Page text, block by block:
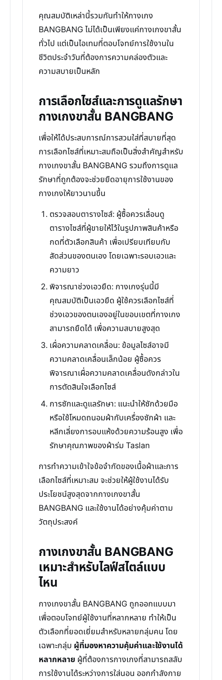
คุณสมบัติเหล่านี้รวมกันทำให้กางเกง
BANGBANG ไม่ได้เป็นเพียงแค่กางเกงขาสั้น
ทั่วไป แต่เป็นไอเทมที่ตอบโจทย์การใช้งานใน
ชีวิตประจำวันที่ต้องการความคล่องตัวและ
ความสบายเป็นหลัก
การเลือกไซส์และการดูแลรักษา
กางเกงขาสั้น BANGBANG
เพื่อให้ได้ประสบการณ์การสวมใส่ที่สบายที่สุด
การเลือกไซส์ที่เหมาะสมถือเป็นสิ่งสำคัญสำหรับ
กางเกงขาสั้น BANGBANG รวมถึงการดูแล
รักษาที่ถูกต้องจะช่วยยืดอายุการใช้งานของ
กางเกงให้ยาวนานขึ้น
ตรวจสอบตารางไซส์: ผู้ซื้อควรเลื่อนดู
ตารางไซส์ที่ผู้ขายให้ไว้ในรูปภาพสินค้าหรือ
กดที่ตัวเลือกสินค้า เพื่อเปรียบเทียบกับ
สัดส่วนของตนเอง โดยเฉพาะรอบเอวและ
ความยาว
พิจารณาช่วงเอวยืด: กางเกงรุ่นนี้มี
คุณสมบัติเป็นเอวยืด ผู้ใช้ควรเลือกไซส์ที่
ช่วงเอวของตนเองอยู่ในขอบเขตที่กางเกง
สามารถยืดได้ เพื่อความสบายสูงสุด
เผื่อความคลาดเคลื่อน: ข้อมูลไซส์อาจมี
ความคลาดเคลื่อนเล็กน้อย ผู้ซื้อควร
พิจารณาเผื่อความคลาดเคลื่อนดังกล่าวใน
การตัดสินใจเลือกไซส์
การซักและดูแลรักษา: แนะนำให้ซักด้วยมือ
หรือใช้โหมดถนอมผ้ากับเครื่องซักผ้า และ
หลีกเลี่ยงการอบแห้งด้วยความร้อนสูง เพื่อ
รักษาคุณภาพของผ้าร่ม Taslan
การทำความเข้าใจข้อจำกัดของเนื้อผ้าและการ
เลือกไซส์ที่เหมาะสม จะช่วยให้ผู้ใช้งานได้รับ
ประโยชน์สูงสุดจากกางเกงขาสั้น
BANGBANG และใช้งานได้อย่างคุ้มค่าตาม
วัตถุประสงค์
กางเกงขาสั้น BANGBANG
เหมาะสำหรับไลฟ์สไตล์แบบ
ไหน
กางเกงขาสั้น BANGBANG ถูกออกแบบมา
เพื่อตอบโจทย์ผู้ใช้งานที่หลากหลาย ทำให้เป็น
ตัวเลือกที่ยอดเยี่ยมสำหรับหลายกลุ่มคน โดย
เฉพาะกลุ่ม ผู้ที่มองหาความคุ้มค่าและใช้งานได้
หลากหลาย ผู้ที่ต้องการกางเกงที่สามารถสลับ
การใช้งานได้ระหว่างการใส่นอน ออกกำลังกาย